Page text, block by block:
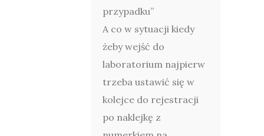
przypadku”
A co w sytuacji kiedy
żeby wejść do
laboratorium najpierw
trzeba ustawić się w
kolejce do rejestracji
po naklejkę z